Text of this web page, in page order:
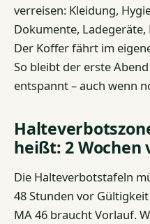
verreisen: Kleidung,
Dokumente,
Der Koffer fährt im
So bleibt der erste
entspannt – auch wenn
heißt: 2 Wochen
Die Halteverbotstafeln
48 Stunden vor
MA 46 braucht Vorlauf.